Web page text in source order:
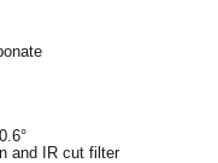
and IR cut filter